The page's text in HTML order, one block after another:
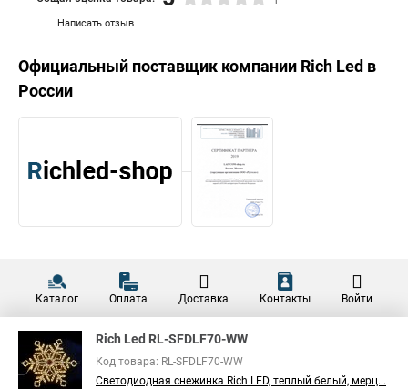
Написать отзыв
Официальный поставщик компании Rich Led в
России
Каталог Оплата Доставка Контакты Войти
Rich Led RL-SFDLF70-WW
Код товара: RL-SFDLF70-WW
Светодиодная снежинка Rich LED, теплый белый, мерц...